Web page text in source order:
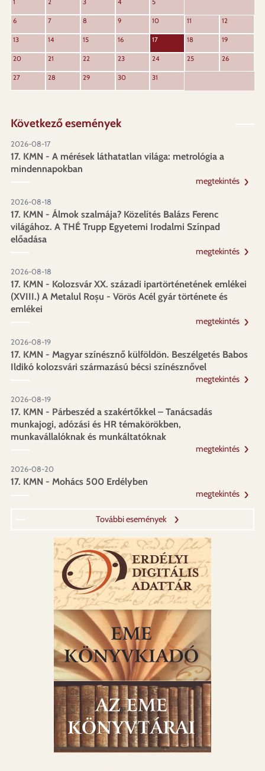
ELŐZŐ
1 2 3 4 5
6 7 8 9 10 11 12
13 14 15 16 17 18 19
20 21 22 23 24 25 26
27 28 29 30 31
Következő események
2026-08-17
17. KMN - A mérések láthatatlan világa: metrológia a
mindennapokban
megtekintés
2026-08-18
17. KMN - Álmok szalmája? Közelítés Balázs Ferenc
világához. A THÉ Trupp Egyetemi Irodalmi Színpad
előadása
megtekintés
2026-08-18
17. KMN - Kolozsvár XX. századi ipartörténetének emlékei
(XVIII.) A Metalul Roșu - Vörös Acél gyár története és
emlékei
megtekintés
2026-08-19
17. KMN - Magyar színésznő külföldön. Beszélgetés Babos
Ildikó kolozsvári származású bécsi színésznővel
megtekintés
2026-08-19
17. KMN - Párbeszéd a szakértőkkel – Tanácsadás
munkajogi, adózási és HR témakörökben,
munkavállalóknak és munkáltatóknak
megtekintés
2026-08-20
17. KMN - Mohács 500 Erdélyben
megtekintés
További események